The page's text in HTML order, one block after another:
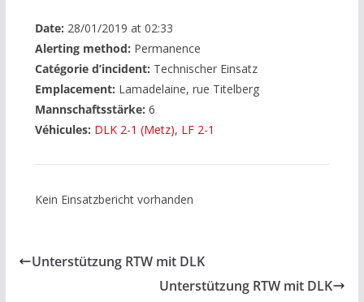
Date: 28/01/2019 at 02:33
Alerting method: Permanence
Catégorie d’incident: Technischer Einsatz
Emplacement: Lamadelaine, rue Titelberg
Mannschaftsstärke: 6
Véhicules: DLK 2-1 (Metz), LF 2-1
Kein Einsatzbericht vorhanden
Unterstützung RTW mit DLK
Unterstützung RTW mit DLK